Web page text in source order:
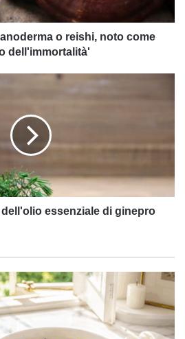
o reishi, noto come
dell'immortalità'
essenziale di ginepro